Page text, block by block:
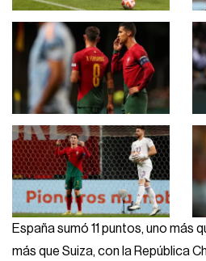
España sumó 11 puntos, uno más
más que Suiza, con la República